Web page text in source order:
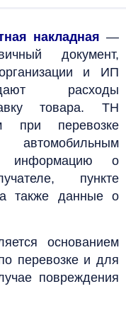
накладная —
документ,
и ИП
расходы
товара. ТН
при перевозке
информацию о
пункте
также данные о
основанием
перевозке и для
повреждения